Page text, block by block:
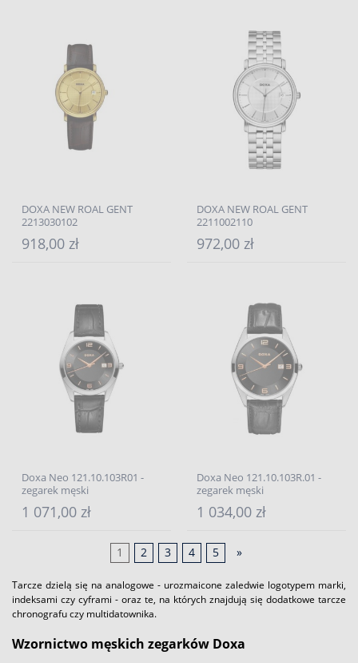
DOXA NEW ROAL GENT
2213030102
918,00 zł
DOXA NEW ROAL GENT
2211002110
972,00 zł
Doxa Neo 121.10.103R01 -
zegarek męski
1 071,00 zł
Doxa Neo 121.10.103R.01 -
zegarek męski
1 034,00 zł
1 2 3 4 5 »
Tarcze dzielą się na analogowe - urozmaicone zaledwie logotypem marki,
indeksami czy cyframi - oraz te, na których znajdują się dodatkowe tarcze
chronografu czy multidatownika.
Wzornictwo męskich zegarków Doxa